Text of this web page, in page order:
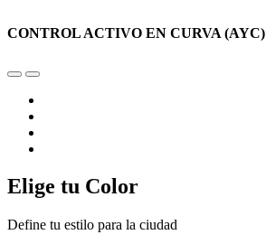
CONTROL ACTIVO EN CURVA (AYC)
Elige tu Color
Define tu estilo para la ciudad